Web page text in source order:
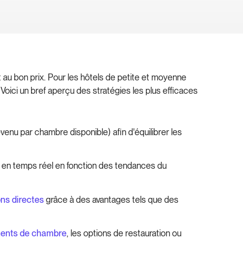
bon prix. Pour les hôtels de petite et moyenne
un bref aperçu des stratégies les plus efficaces
par chambre disponible) afin d'équilibrer les
temps réel en fonction des tendances du
directesgrâce à des avantages tels que des
de chambre, les options de restauration ou